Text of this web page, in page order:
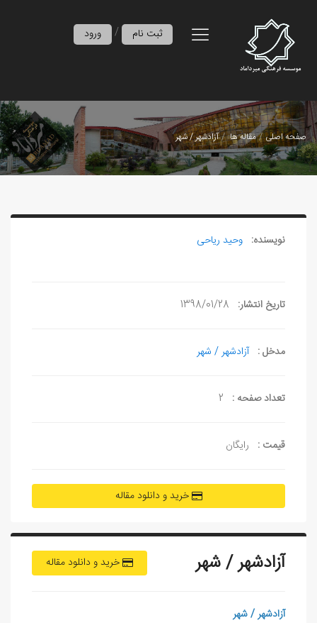
ورود / ثبت نام
صفحه اصلی مقاله ها آزادشهر / شهر
نویسنده: وحید ریاحی
تاریخ انتشار: 1398/01/28
مدخل : آزادشهر / شهر
تعداد صفحه : 2
قیمت : رایگان
خرید و دانلود مقاله
خرید و دانلود مقاله آزادشهر / شهر
آزادشهر / شهر